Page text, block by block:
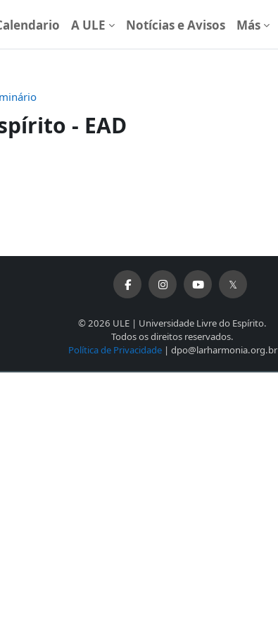
A ULE Notícias e Avisos Más
- EAD
© 2026 ULE | Universidade Livre do Espírito.
Todos os direitos reservados.
Política de Privacidade| dpo@larharmonia.org.br